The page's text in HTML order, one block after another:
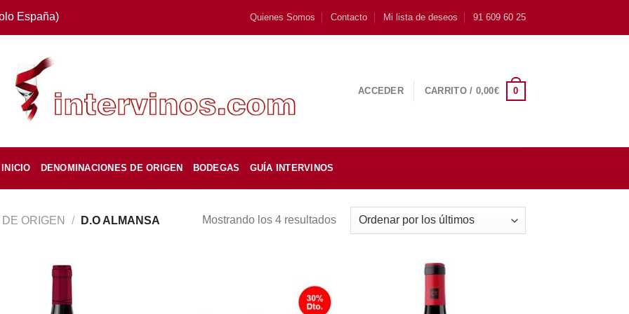
España) Quienes Somos Contacto Mi lista de deseos 91 609 60 25
ACCEDER CARRITO / 0,00€ 0
INICIO DENOMINACIONES DE ORIGEN BODEGAS GUÍA INTERVINOS
ORIGEN / D.O ALMANSA Mostrando los 4 resultados